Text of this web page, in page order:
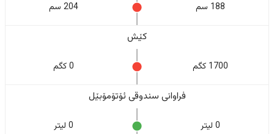
188 سم 204 سم
کێش
1700 کگم 0 کگم
فراوانی سندوقی ئۆتۆمۆبێل
0 لیتر 0 لیتر